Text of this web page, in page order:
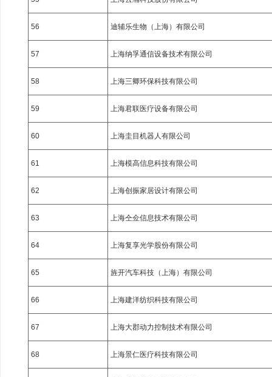
56 迪辅乐生物（上海）有限公司
57 上海纳孚通信设备技术有限公司
58 上海三卿环保科技有限公司
59 上海君联医疗设备有限公司
60 上海圭目机器人有限公司
61 上海模高信息科技有限公司
62 上海创振家居设计有限公司
63 上海仝佥信息技术有限公司
64 上海复享光学股份有限公司
65 旌开汽车科技（上海）有限公司
66 上海建洋纺织科技有限公司
67 上海大郡动力控制技术有限公司
68 上海景仁医疗科技有限公司